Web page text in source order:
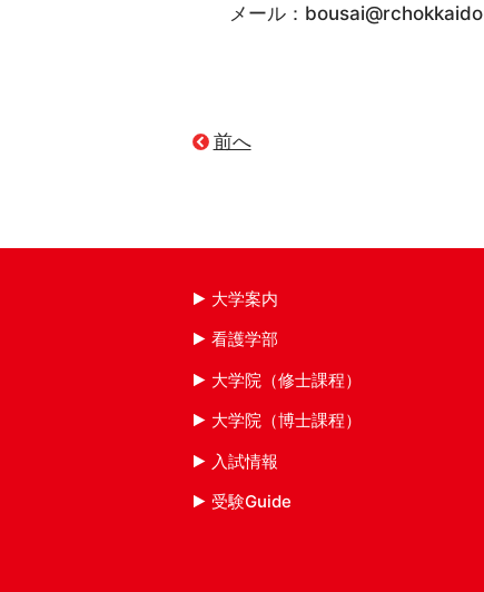
メール：
前へ
大学案内
看護学部
大学院（修士課程）
大学院（博士課程）
入試情報
受験Guide